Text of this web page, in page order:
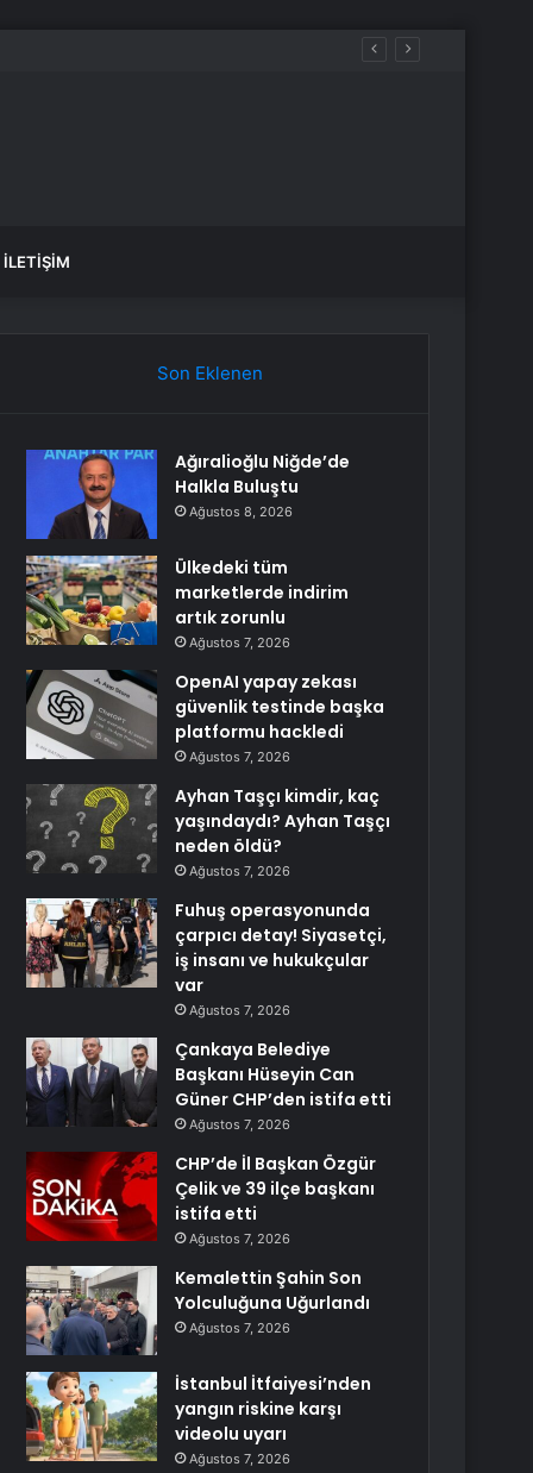
İLETIŞIM
Son Eklenen
Ağıralioğlu Niğde’de
Halkla Buluştu
Ağustos 8, 2026
Ülkedeki tüm
marketlerde indirim
artık zorunlu
Ağustos 7, 2026
OpenAI yapay zekası
güvenlik testinde başka
platformu hackledi
Ağustos 7, 2026
Ayhan Taşçı kimdir, kaç
yaşındaydı? Ayhan Taşçı
neden öldü?
Ağustos 7, 2026
Fuhuş operasyonunda
çarpıcı detay! Siyasetçi,
iş insanı ve hukukçular
var
Ağustos 7, 2026
Çankaya Belediye
Başkanı Hüseyin Can
Güner CHP’den istifa etti
Ağustos 7, 2026
CHP’de İl Başkan Özgür
Çelik ve 39 ilçe başkanı
istifa etti
Ağustos 7, 2026
Kemalettin Şahin Son
Yolculuğuna Uğurlandı
Ağustos 7, 2026
İstanbul İtfaiyesi’nden
yangın riskine karşı
videolu uyarı
Ağustos 7, 2026